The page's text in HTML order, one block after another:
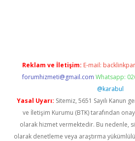
Reklam ve İletişim: E-mail:
forumhizmeti@gmail.com Whatsapp:
@karabul
Yasal Uyarı: Sitemiz, 5651 Sayılı Kanun
ve İletişim Kurumu (BTK) tarafından
olarak hizmet vermektedir. Bu nedenle,
olarak denetleme veya araştırma